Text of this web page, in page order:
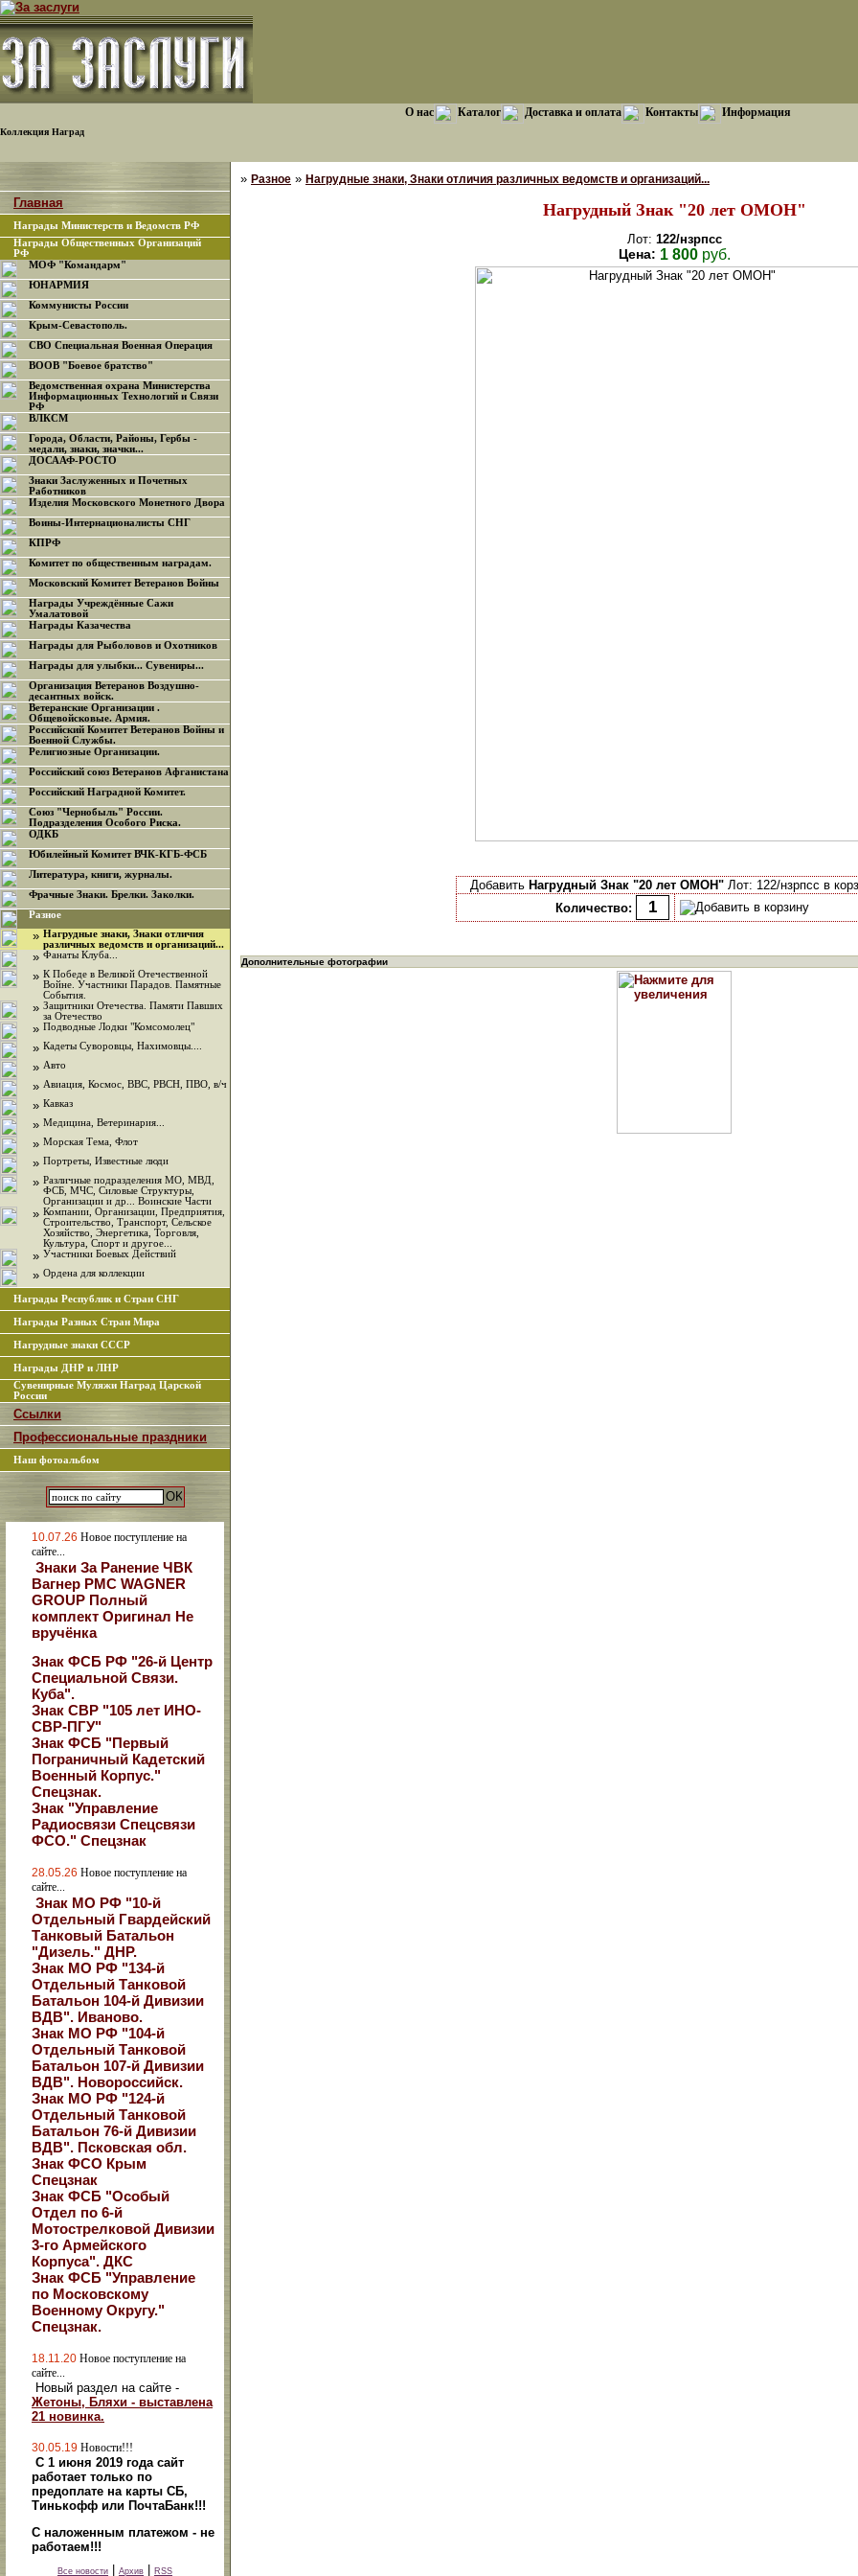
Коллекция Наград
О нас Каталог Доставка и оплата Контакты Информация
Главная
Награды Министерств и Ведомств РФ
Награды Общественных Организаций
РФ
МОФ "Командарм"
ЮНАРМИЯ
Коммунисты России
Крым-Севастополь.
СВО Специальная Военная Операция
ВООВ "Боевое братство"
Ведомственная охрана Министерства
Информационных Технологий и Связи
РФ
ВЛКСМ
Города, Области, Районы, Гербы -
медали, знаки, значки...
ДОСААФ-РОСТО
Знаки Заслуженных и Почетных
Работников
Изделия Московского Монетного Двора
Воины-Интернационалисты СНГ
КПРФ
Комитет по общественным наградам.
Московский Комитет Ветеранов Войны
Награды Учреждённые Сажи
Умалатовой
Награды Казачества
Награды для Рыболовов и Охотников
Награды для улыбки... Сувениры...
Организация Ветеранов Воздушно-
десантных войск.
Ветеранские Организации .
Общевойсковые. Армия.
Российский Комитет Ветеранов Войны и
Военной Службы.
Религиозные Организации.
Российский союз Ветеранов Афганистана
Российский Наградной Комитет.
Союз "Чернобыль" России.
Подразделения Особого Риска.
ОДКБ
Юбилейный Комитет ВЧК-КГБ-ФСБ
Литература, книги, журналы.
Фрачные Знаки. Брелки. Заколки.
Разное
» Нагрудные знаки, Знаки отличия
различных ведомств и организаций...
» Фанаты Клуба...
» К Победе в Великой Отечественной
Войне. Участники Парадов. Памятные
События.
» Защитники Отечества. Памяти Павших
за Отечество
» Подводные Лодки "Комсомолец"
» Кадеты Суворовцы, Нахимовцы....
» Авто
» Авиация, Космос, ВВС, РВСН, ПВО, в/ч
» Кавказ
» Медицина, Ветеринария...
» Морская Тема, Флот
» Портреты, Известные люди
» Различные подразделения МО, МВД,
ФСБ, МЧС, Силовые Структуры,
Организации и др... Воинские Части
» Компании, Организации, Предприятия,
Строительство, Транспорт, Сельское
Хозяйство, Энергетика, Торговля,
Культура, Спорт и другое...
» Участники Боевых Действий
» Ордена для коллекции
Награды Республик и Стран СНГ
Награды Разных Стран Мира
Нагрудные знаки СССР
Награды ДНР и ЛНР
Сувенирные Муляжи Наград Царской
России
Ссылки
Профессиональные праздники
Наш фотоальбом
10.07.26 Новое поступление на
сайте...
Знаки За Ранение ЧВК
Вагнер РМС WAGNER
GROUP Полный
комплект Оригинал Не
вручёнка
Знак ФСБ РФ "26-й Центр
Специальной Связи.
Куба".
Знак СВР "105 лет ИНО-
СВР-ПГУ"
Знак ФСБ "Первый
Пограничный Кадетский
Военный Корпус."
Спецзнак.
Знак "Управление
Радиосвязи Спецсвязи
ФСО." Спецзнак
28.05.26 Новое поступление на
сайте...
Знак МО РФ "10-й
Отдельный Гвардейский
Танковый Батальон
"Дизель." ДНР.
Знак МО РФ "134-й
Отдельный Танковой
Батальон 104-й Дивизии
ВДВ". Иваново.
Знак МО РФ "104-й
Отдельный Танковой
Батальон 107-й Дивизии
ВДВ". Новороссийск.
Знак МО РФ "124-й
Отдельный Танковой
Батальон 76-й Дивизии
ВДВ". Псковская обл.
Знак ФСО Крым
Спецзнак
Знак ФСБ "Особый
Отдел по 6-й
Мотострелковой Дивизии
3-го Армейского
Корпуса". ДКС
Знак ФСБ "Управление
по Московскому
Военному Округу."
Спецзнак.
18.11.20 Новое поступление на
сайте...
Новый раздел на сайте -
Жетоны, Бляхи - выставлена
21 новинка.
30.05.19 Новости!!!
С 1 июня 2019 года сайт
работает только по
предоплате на карты СБ,
Тинькофф или ПочтаБанк!!!
С наложенным платежом - не
работаем!!!
Все новости Архив RSS
» Разное » Нагрудные знаки, Знаки отличия различных ведомств и организаций...
Нагрудный Знак "20 лет ОМОН"
Лот: 122/нзрпсс
Цена: 1 800руб.
Добавить Нагрудный Знак "20 лет ОМОН"Лот: 122/нзрпсс в
Количество:
Дополнительные фотографии